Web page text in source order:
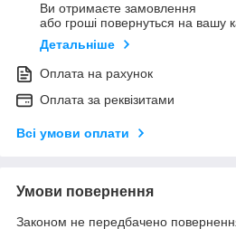
Ви отримаєте замовлення
або гроші повернуться на вашу
Детальніше
Оплата на рахунок
Оплата за реквізитами
Всі умови оплати
Умови повернення
Законом не передбачено